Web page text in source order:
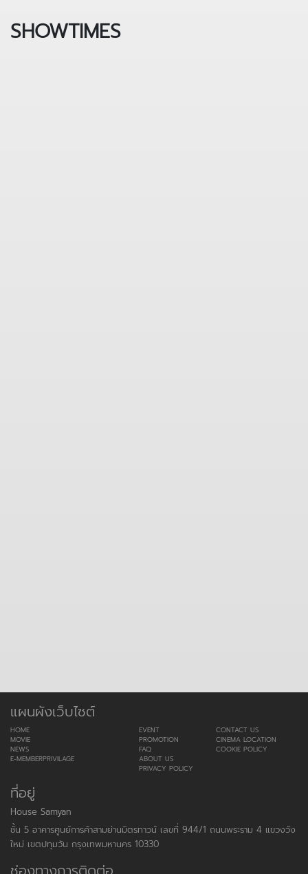
SHOWTIMES
แผนผังเว็บไซต์
HOME
MOVIE
NEWS
E-MEMBERPRIVILAGE
EVENT
PROMOTION
FAQ
ABOUT US
PRIVACY POLICY
CONTACT US
CINEMA LOCATION
COOKIE POLICY
ที่อยู่
House Samyan
ชั้น 5 อาคารศูนย์การค้าสามย่านมิตรทาวน์ เลขที่ 944/1 ถนนพระราม 4 แขวงวัง
ใหม่ เขตปทุมวัน กรุงเทพมหานคร 10330